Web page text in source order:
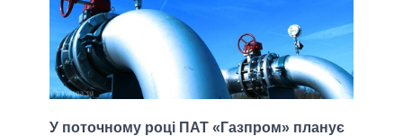
У поточному році ПАТ «Газпром» планує